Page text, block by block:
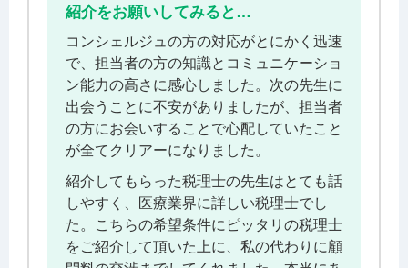
紹介をお願いしてみると…
コンシェルジュの方の対応がとにかく迅速
で、担当者の方の知識とコミュニケーショ
ン能力の高さに感心しました。次の先生に
出会うことに不安がありましたが、担当者
の方にお会いすることで心配していたこと
が全てクリアーになりました。
紹介してもらった税理士の先生はとても話
しやすく、医療業界に詳しい税理士でし
た。こちらの希望条件にピッタリの税理士
をご紹介して頂いた上に、私の代わりに顧